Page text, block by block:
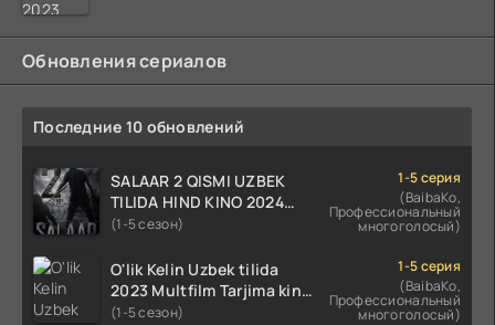
Обновления сериалов
Последние 10 обновлений
SALAAR 2 QISMI UZBEK
TILIDA HIND KINO 2024
TARJIMA 720p HD Skachat
(1-5 сезон)
1-5 серия
(BaibaKo,
Профессиональный
многоголосый)
O'lik Kelin Uzbek tilida
2023 Multfilm Tarjima kino
skachat
(1-5 сезон)
1-5 серия
(BaibaKo,
Профессиональный
многоголосый)